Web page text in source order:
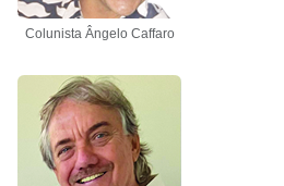
Colunista Ângelo Caffaro